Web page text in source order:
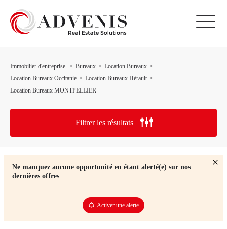
Immobilier d'entreprise Bureaux
Location Bureaux
Location Bureaux Occitanie
Location Bureaux Hérault
Location Bureaux MONTPELLIER
Filtrer les résultats
Ne manquez aucune opportunité en étant alerté(e) sur nos
dernières offres
Activer une alerte